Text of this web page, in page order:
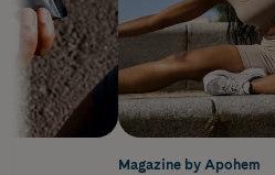
Magazine by Apohem